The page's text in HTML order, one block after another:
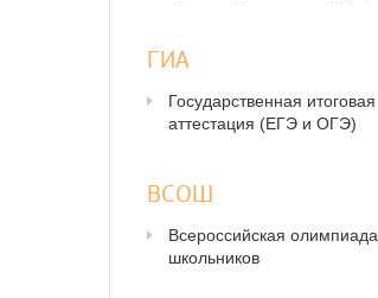
ГИА
Государственная итоговая
аттестация (ЕГЭ и ОГЭ)
ВСОШ
Всероссийская олимпиада
школьников